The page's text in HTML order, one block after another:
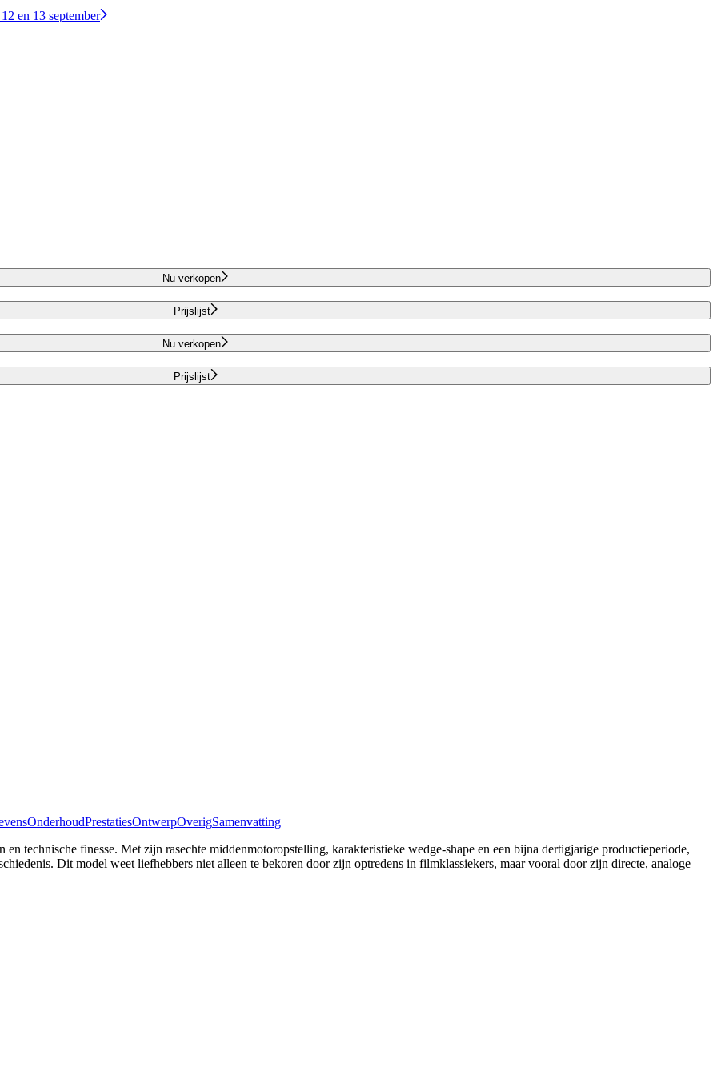
en 13 september
Nu verkopen
Prijslijst
Nu verkopen
Prijslijst
OnderhoudPrestatiesOntwerpOverigSamenvatting
technische finesse. Met zijn rasechte middenmotoropstelling, karakteristieke wedge-shape en een bijna dertigjarige productieperiode,
Dit model weet liefhebbers niet alleen te bekoren door zijn optredens in filmklassiekers, maar vooral door zijn directe, analoge